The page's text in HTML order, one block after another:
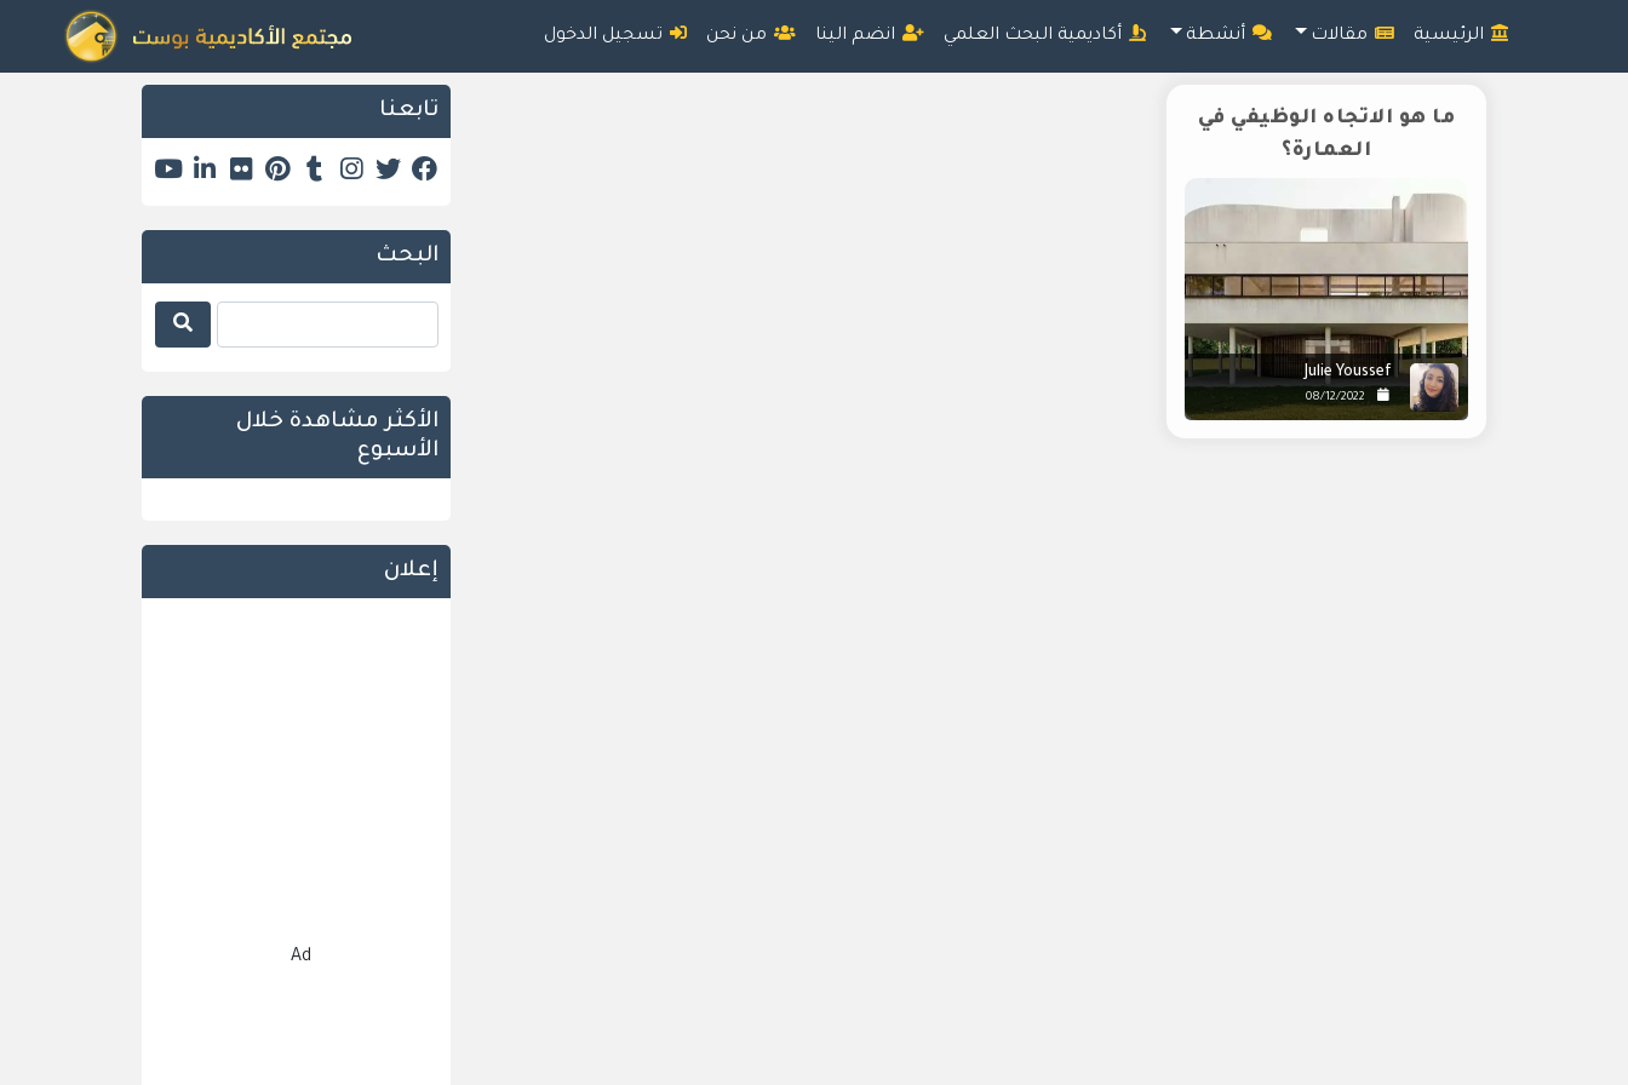
الرئيسية مقالات أنشطة أكاديمية البحث العلمي انضم الينا من نحن تسجيل الدخول
ما هو الاتجاه الوظيفي في
العمارة؟
Julie Youssef
08/12/2022
تابعنا
البحث
الأكثر مشاهدة خلال
الأسبوع
إعلان
Ad